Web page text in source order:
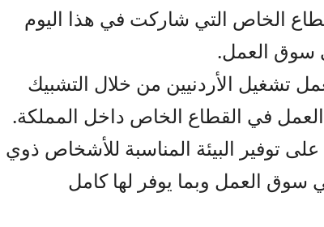
الخاص التي شاركت في هذا اليوم
سوق العمل.
تشغيل الأردنيين من خلال التشبيك
العمل في القطاع الخاص داخل المملكة.
توفير البيئة المناسبة للأشخاص ذوي
سوق العمل وبما يوفر لها كامل